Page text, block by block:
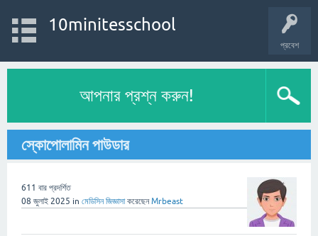
প্রবেশ
10minitesschool
আপনার প্রশ্ন করুন!
স্কোপোলামিন পাউডার
611 বার প্রদর্শিত
08 জুলাই 2025 in মেডিসিন জিজ্ঞাসা করেছেনMrbeast